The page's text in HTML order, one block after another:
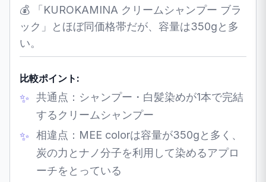
💰 「KUROKAMINA クリームシャンプー ブラ
ック」とほぼ同価格帯だが、容量は350gと多
い。
比較ポイント:
共通点：シャンプー・白髪染めが1本で完結
するクリームシャンプー
相違点：MEE colorは容量が350gと多く、
炭の力とナノ分子を利用して染めるアプロ
ーチをとっている